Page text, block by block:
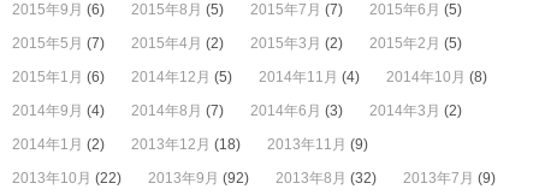
2015年9月 (6) 2015年8月 (5) 2015年7月 (7) 2015年6月 (5)
2015年5月 (7) 2015年4月 (2) 2015年3月 (2) 2015年2月 (5)
2015年1月 (6) 2014年12月 (5) 2014年11月 (4) 2014年10月 (8)
2014年9月 (4) 2014年8月 (7) 2014年6月 (3) 2014年3月 (2)
2014年1月 (2) 2013年12月 (18) 2013年11月 (9)
2013年10月 (22) 2013年9月 (92) 2013年8月 (32) 2013年7月 (9)